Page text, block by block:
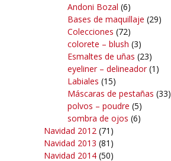
Andoni Bozal (6)
Bases de maquillaje (29)
Colecciones (72)
colorete – blush (3)
Esmaltes de uñas (23)
eyeliner – delineador(1)
Labiales (15)
Máscaras de pestañas (33)
polvos – poudre (5)
sombra de ojos (6)
Navidad 2012 (71)
Navidad 2013 (81)
Navidad 2014 (50)